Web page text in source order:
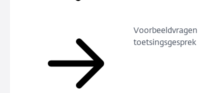
Voorbeeldvragen
toetsingsgesprek